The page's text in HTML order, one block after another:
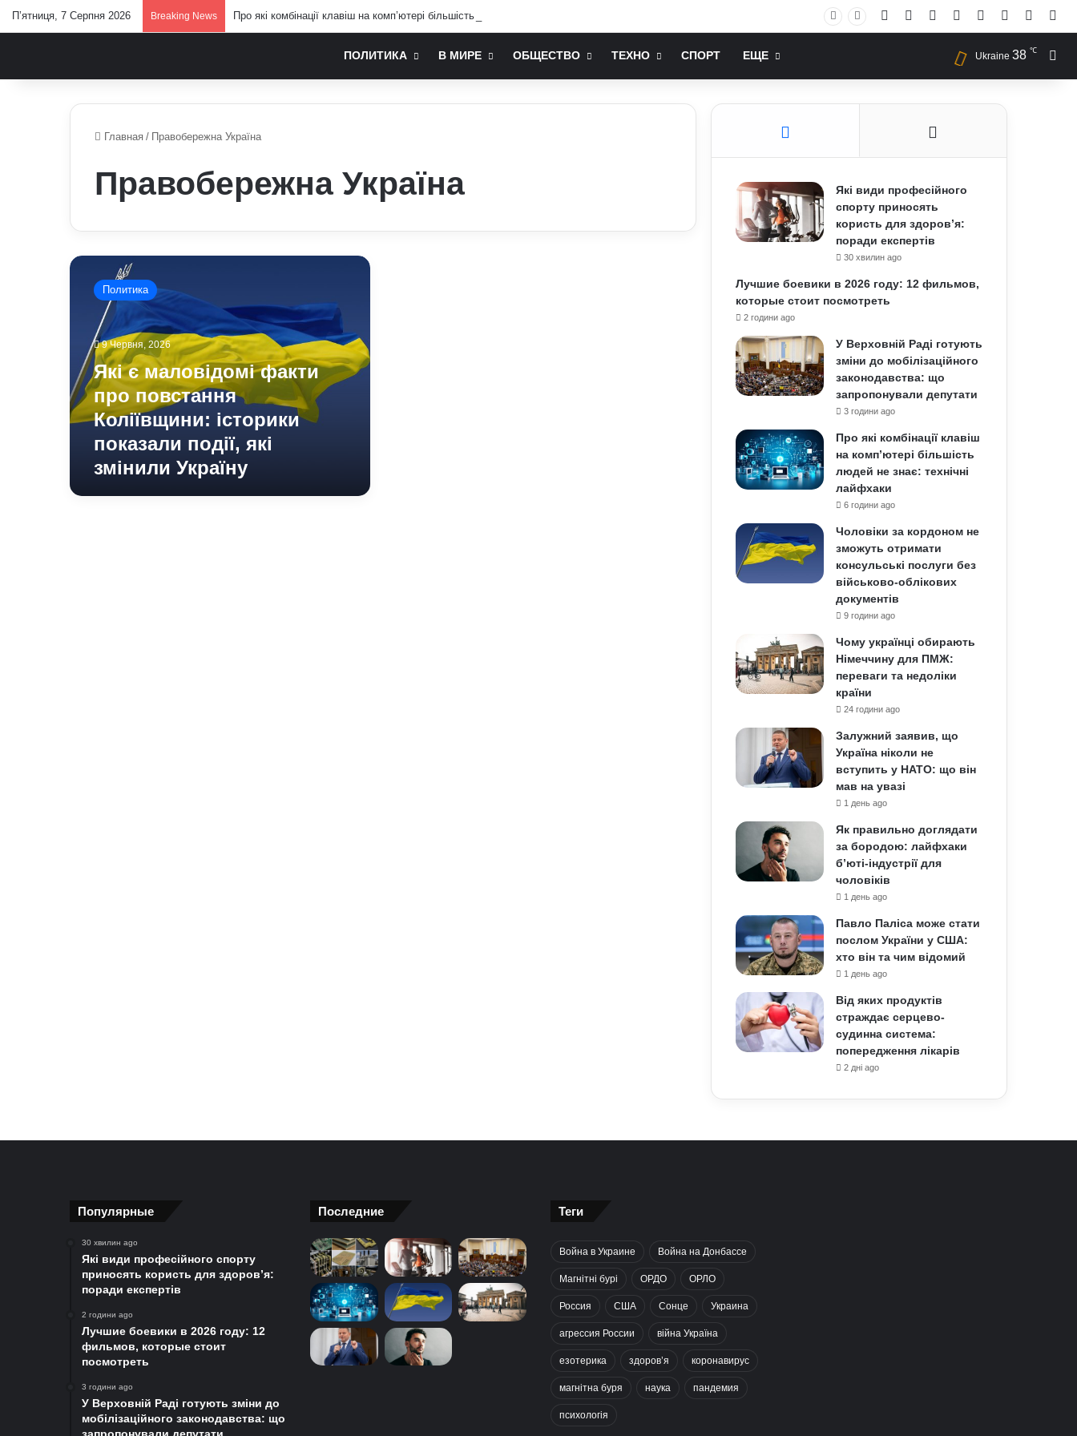
П’ятниця, 7 Серпня 2026 Breaking News Про які комбінації клавіш на комп’ютері більшість людей не знає: технічні лайфхаки Facebook YouTubeInstagram
RSS Log In
ПОЛИТИКА В МИРЕ ОБЩЕСТВО ТЕХНО СПОРТ ЕЩЕ Ukraine 38 ℃
Главная / Правобережна Україна
Правобережна Україна
Які
маловідомі
повстання
Коліївщини:
історики
показали
події,
змінили
Україну
Политика
9 Червня, 2026
Які є маловідомі факти
про повстання
Коліївщини: історики
показали події, які
змінили Україну
Які види професійного
спорту приносять
користь для здоров’я:
поради експертів
30 хвилин ago
Лучшие боевики в 2026 году: 12 фильмов,
которые стоит посмотреть
2 години ago
У Верховній Раді готують
зміни до мобілізаційного
законодавства: що
запропонували депутати
3 години ago
Про які комбінації клавіш
на комп’ютері більшість
людей не знає: технічні
лайфхаки
6 години ago
Чоловіки за кордоном не
зможуть отримати
консульські послуги без
військово-облікових
документів
9 години ago
Чому українці обирають
Німеччину для ПМЖ:
переваги та недоліки
країни
24 години ago
Залужний заявив, що
Україна ніколи не
вступить у НАТО: що він
мав на увазі
1 день ago
Як правильно доглядати
за бородою: лайфхаки
б’юті-індустрії для
чоловіків
1 день ago
Павло Паліса може стати
послом України у США:
хто він та чим відомий
1 день ago
Від яких продуктів
страждає серцево-
судинна система:
попередження лікарів
2 дні ago
Популярные
30 хвилин ago
Які види професійного спорту
приносять користь для здоров’я:
поради експертів
2 години ago
Лучшие боевики в 2026 году: 12
фильмов, которые стоит
посмотреть
3 години ago
У Верховній Раді готують зміни до
мобілізаційного законодавства: що
Последние Теги
Война в Украине Война на Донбассе
Магнітні бурі ОРДО ОРЛО
Россия США Сонце Украина
агрессия России війна Україна
езотерика здоров’я коронавирус
магнітна буря наука пандемия
психологія